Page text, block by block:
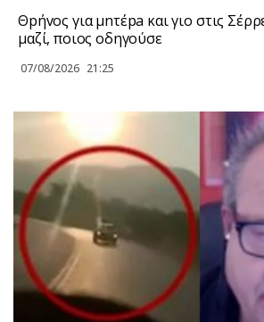
Θpήvος για μnτέpa και γιο στις
μαζί, ποιος οδηγούσε
07/08/2026 21:25